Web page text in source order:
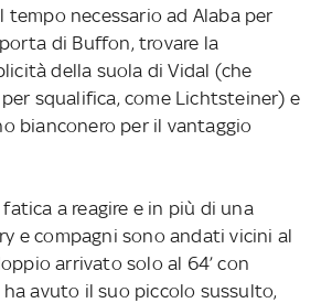
tempo necessario ad Alaba per
di Buffon, trovare la
della suola di Vidal (che
squalifica, come Lichtsteiner) e
bianconero per il vantaggio
a reagire e in più di una
e compagni sono andati vicini al
arrivato solo al 64’ con
ha avuto il suo piccolo sussulto,